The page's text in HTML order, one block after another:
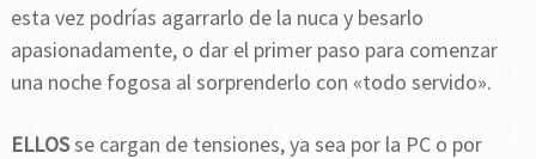
esta vez podrías agarrarlo de la nuca y besarlo
apasionadamente, o dar el primer paso para comenzar
una noche fogosa al sorprenderlo con «todo servido».
ELLOSse cargan de tensiones, ya sea por la PC o por